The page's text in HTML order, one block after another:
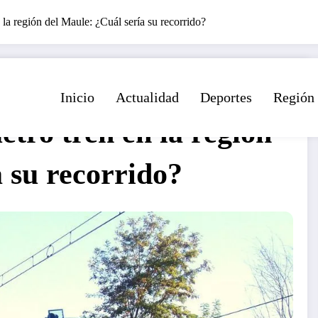
Inicio Actualidad Deportes
región del Maule: ¿Cuál sería su recorrido?
tren en la región
su recorrido?